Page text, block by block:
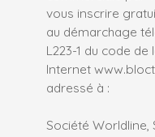
vous inscrire
au démarchage
L223-1 du code
Internet
adressé à :
Société Worldline,